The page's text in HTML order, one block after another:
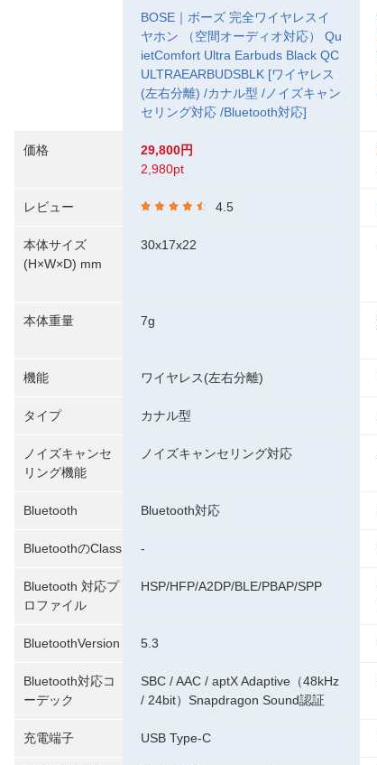
価格
レビュー
本体サイズ
(H×W×D) mm
本体重量
機能
タイプ
ノイズキャンセ
リング機能
Bluetooth
BluetoothのClass
Bluetooth 対応プ
ロファイル
BluetoothVersion
Bluetooth対応コ
ーデック
充電端子
BOSE｜ボーズ 完全ワイヤレスイ
ヤホン （空間オーディオ対応） Qu
ietComfort Ultra Earbuds Black QC
ULTRAEARBUDSBLK [ワイヤレス
(左右分離) /カナル型 /ノイズキャン
セリング対応 /Bluetooth対応]
29,800円
2,980pt
4.5
30x17x22
7g
ワイヤレス(左右分離)
カナル型
ノイズキャンセリング対応
Bluetooth対応
-
HSP/HFP/A2DP/BLE/PBAP/SPP
5.3
SBC / AAC / aptX Adaptive（48kHz
/ 24bit）Snapdragon Sound認証
USB Type-C